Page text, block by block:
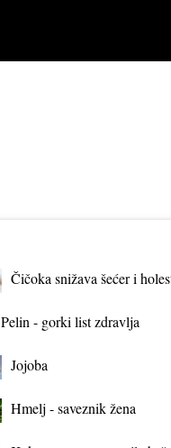
Čičoka snižava šećer i
Pelin - gorki list zdravlja
Jojoba
Hmelj - saveznik žena